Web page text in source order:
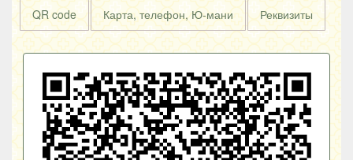
QR code Карта, телефон, Ю-мани Реквизиты